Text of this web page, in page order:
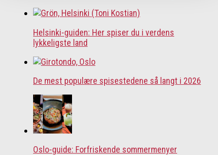
Helsinki-guiden: Her spiser du i verdens
lykkeligste land
De mest populære spisestedene så langt i 2026
Oslo-guide: Forfriskende sommermenyer